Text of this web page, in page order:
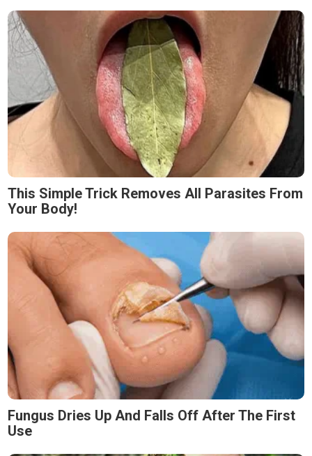
This Simple Trick Removes All Parasites From
Your Body!
Fungus Dries Up And Falls Off After The First
Use